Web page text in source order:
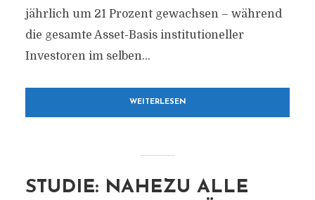
jährlich um 21 Prozent gewachsen – während
die gesamte Asset-Basis institutioneller
Investoren im selben...
WEITERLESEN
STUDIE: NAHEZU ALLE